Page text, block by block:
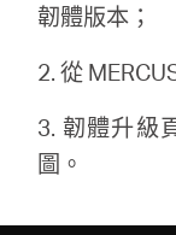
韌體版本；
2. 從
3. 韌體升級
圖。